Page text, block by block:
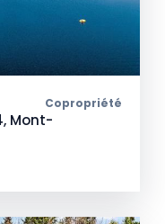
Copropriété
Mont-